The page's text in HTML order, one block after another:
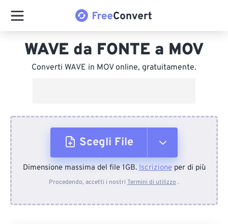
WAVE da FONTE a MOV
Converti WAVE in MOV online, gratuitamente.
Scegli File
Dal dispositivo
Dimensione massima del file 1GB.Iscrizioneper di più
Procedendo, accetti i nostri Termini di utilizzo .